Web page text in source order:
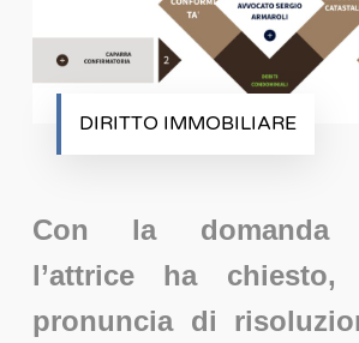
DIRITTO IMMOBILIARE
Con la domanda
l’attrice ha
pronuncia di